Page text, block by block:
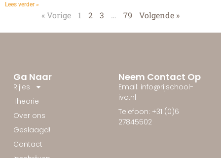
Lees verder »
« Vorige 1 2 3 … 79 Volgende »
Ga Naar
Rijles
Theorie
Over ons
Geslaagd!
Contact
Neem Contact Op
Email: info@rijschool-
ivo.nl
Telefoon: +31 (0)6
27845502